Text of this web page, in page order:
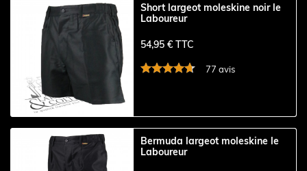
Short largeot moleskine noir le
Laboureur
54,95 € TTC
77 avis
Bermuda largeot moleskine le
Laboureur